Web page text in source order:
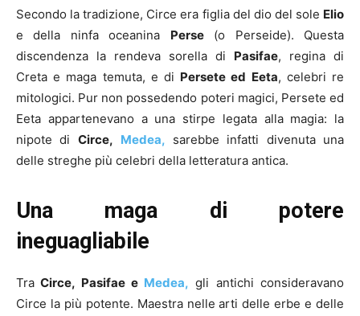
Secondo la tradizione, Circe era figlia del dio del sole Elio
e della ninfa oceanina Perse(o Perseide). Questa
discendenza la rendeva sorella di Pasifae, regina di
Creta e maga temuta, e di Persete ed Eeta, celebri re
mitologici. Pur non possedendo poteri magici, Persete ed
Eeta appartenevano a una stirpe legata alla magia: la
nipote di Circe, Medea, sarebbe infatti divenuta una
delle streghe più celebri della letteratura antica.
Una maga di potere
ineguagliabile
Tra Circe, Pasifae e Medea, gli antichi consideravano
Circe la più potente. Maestra nelle arti delle erbe e delle